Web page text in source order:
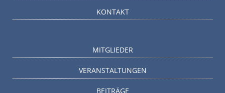
KONTAKT
MITGLIEDER
VERANSTALTUNGEN
BEITRÄGE